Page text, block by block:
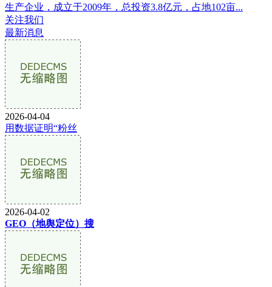
生产企业，成立于2009年，总投资3.8亿元，占地102亩...
关注我们
最新消息
2026-04-04
用数据证明“粉丝
2026-04-02
GEO（地舆定位）搜